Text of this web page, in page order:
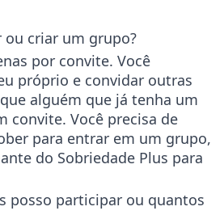
criar um grupo?
por convite. Você
próprio e convidar outras
alguém que já tenha um
convite. Você precisa de
para entrar em um grupo,
do Sobriedade Plus para
posso participar ou quantos